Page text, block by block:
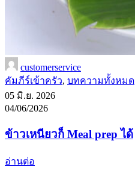
customerservice
คัมภีร์เข้าครัว, บทความทั้งหมด
05 มิ.ย. 2026
04/06/2026
ข้าวเหนียวก็ Meal prep ได้
อ่านต่อ